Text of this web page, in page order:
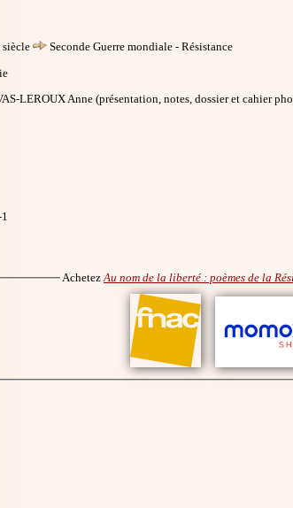
Seconde Guerre mondiale - Résistance
LEROUX Anne (présentation, notes, dossier et cahier
Achetez Au nom de la liberté : poèmes de la